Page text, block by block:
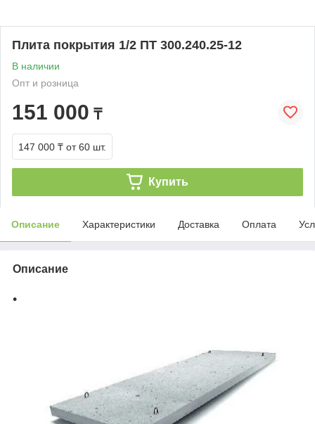
Плита покрытия 1/2 ПТ 300.240.25-12
В наличии
Опт и розница
151 000 ₸
147 000 ₸ от 60 шт.
Купить
Описание Характеристики Доставка Оплата
Описание